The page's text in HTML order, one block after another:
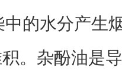
的水分产生
。杂酚油是